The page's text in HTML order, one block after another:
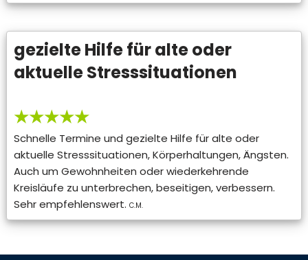
gezielte Hilfe für alte oder
aktuelle Stresssituationen
★★★★★
Schnelle Termine und gezielte Hilfe für alte oder
aktuelle Stresssituationen, Körperhaltungen, Ängsten.
Auch um Gewohnheiten oder wiederkehrende
Kreisläufe zu unterbrechen, beseitigen, verbessern.
Sehr empfehlenswert. C.M.